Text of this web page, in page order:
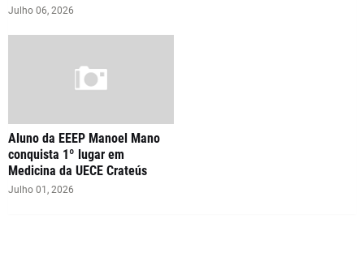
Julho 06, 2026
Aluno da EEEP Manoel Mano
conquista 1º lugar em
Medicina da UECE Crateús
Julho 01, 2026